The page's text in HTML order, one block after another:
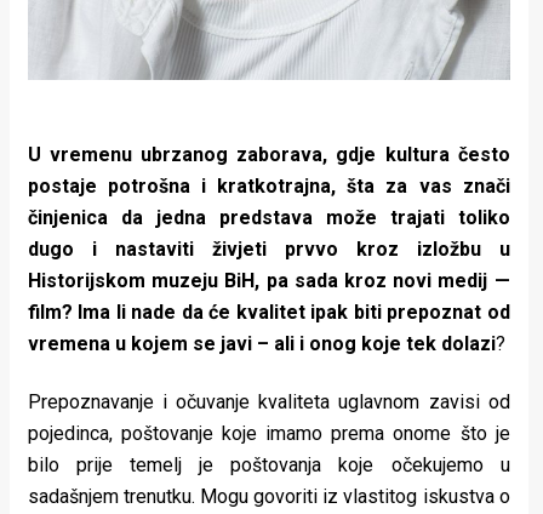
U vremenu ubrzanog zaborava, gdje kultura često
postaje potrošna i kratkotrajna, šta za vas znači
činjenica da jedna predstava može trajati toliko
dugo i nastaviti živjeti prvvo kroz izložbu u
Historijskom muzeju BiH, pa sada kroz novi medij —
film? Ima li nade da će kvalitet ipak biti prepoznat od
vremena u kojem se javi – ali i onog koje tek dolazi?
Prepoznavanje i očuvanje kvaliteta uglavnom zavisi od
pojedinca, poštovanje koje imamo prema onome što je
bilo prije temelj je poštovanja koje očekujemo u
sadašnjem trenutku. Mogu govoriti iz vlastitog iskustva o